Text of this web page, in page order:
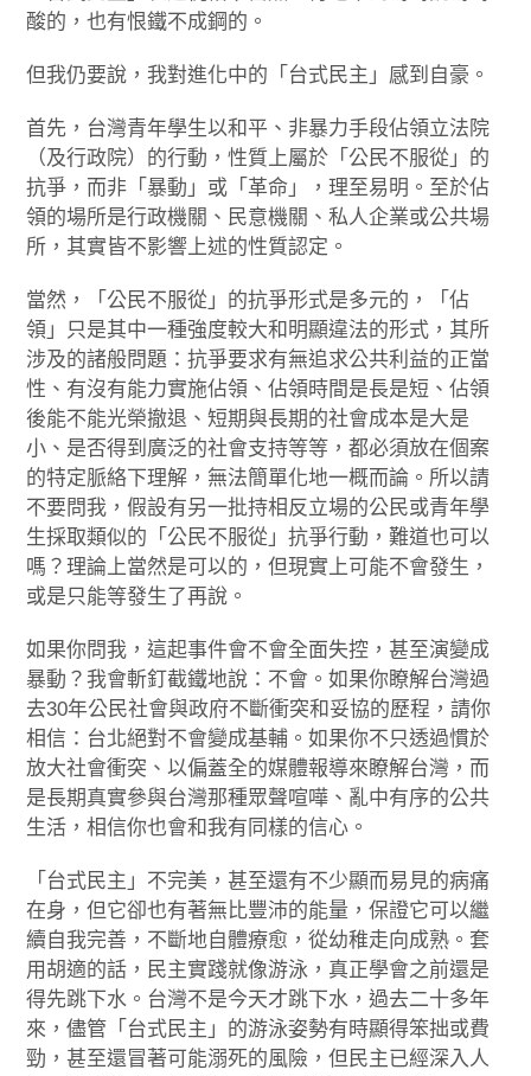
索取共誌
酸的，也有恨鐵不成鋼的。
但我仍要說，我對進化中的「台式民主」感到自豪。
首先，台灣青年學生以和平、非暴力手段佔領立法院
（及行政院）的行動，性質上屬於「公民不服從」的
抗爭，而非「暴動」或「革命」，理至易明。至於佔
領的場所是行政機關、民意機關、私人企業或公共場
所，其實皆不影響上述的性質認定。
當然，「公民不服從」的抗爭形式是多元的，「佔
領」只是其中一種強度較大和明顯違法的形式，其所
涉及的諸般問題：抗爭要求有無追求公共利益的正當
性、有沒有能力實施佔領、佔領時間是長是短、佔領
後能不能光榮撤退、短期與長期的社會成本是大是
小、是否得到廣泛的社會支持等等，都必須放在個案
的特定脈絡下理解，無法簡單化地一概而論。所以請
不要問我，假設有另一批持相反立場的公民或青年學
生採取類似的「公民不服從」抗爭行動，難道也可以
嗎？理論上當然是可以的，但現實上可能不會發生，
或是只能等發生了再說。
如果你問我，這起事件會不會全面失控，甚至演變成
暴動？我會斬釘截鐵地說：不會。如果你瞭解台灣過
去30年公民社會與政府不斷衝突和妥協的歷程，請你
相信：台北絕對不會變成基輔。如果你不只透過慣於
放大社會衝突、以偏蓋全的媒體報導來瞭解台灣，而
是長期真實參與台灣那種眾聲喧嘩、亂中有序的公共
生活，相信你也會和我有同樣的信心。
「台式民主」不完美，甚至還有不少顯而易見的病痛
在身，但它卻也有著無比豐沛的能量，保證它可以繼
續自我完善，不斷地自體療愈，從幼稚走向成熟。套
用胡適的話，民主實踐就像游泳，真正學會之前還是
得先跳下水。台灣不是今天才跳下水，過去二十多年
來，儘管「台式民主」的游泳姿勢有時顯得笨拙或費
勁，甚至還冒著可能溺死的風險，但民主已經深入人